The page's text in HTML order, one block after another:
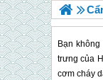
Bạn
trưng của
cơm cháy